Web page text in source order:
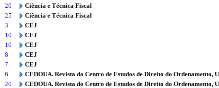
20
Ciência e Técnica Fiscal
25
Ciência e Técnica Fiscal
3
CEJ
10
CEJ
10
CEJ
8
CEJ
7
CEJ
6
CEDOUA. Revista do Centro de Estudos de Direito do Ordenamento,
20
CEDOUA. Revista do Centro de Estudos de Direito do Ordenamento,